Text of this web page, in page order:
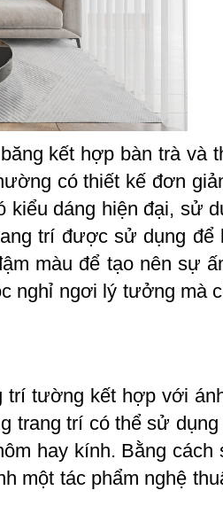
kết hợp bàn trà và
có thiết kế đơn
dáng hiện đại, sử
trí được sử dụng để
màu để tạo nên sự
nghỉ ngơi lý tưởng mà
trí tường kết hợp với
trang trí có thể sử
hay kính. Bằng
một tác phẩm nghệ